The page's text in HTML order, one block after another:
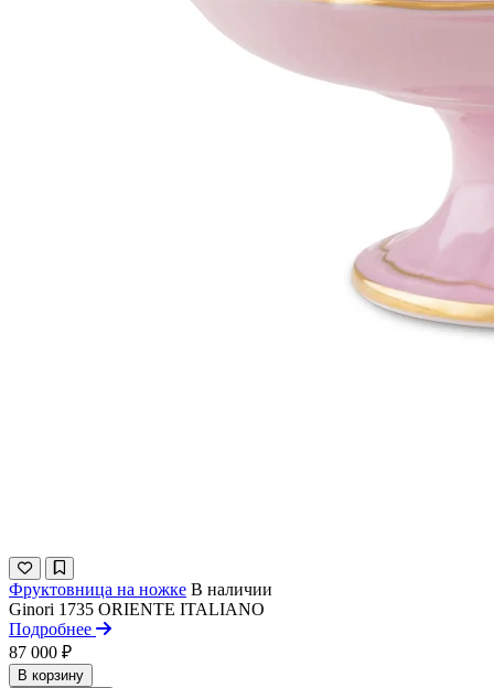
Фруктовница на ножке В наличии
Ginori 1735 ORIENTE ITALIANO
Подробнее
87 000 ₽
В корзину